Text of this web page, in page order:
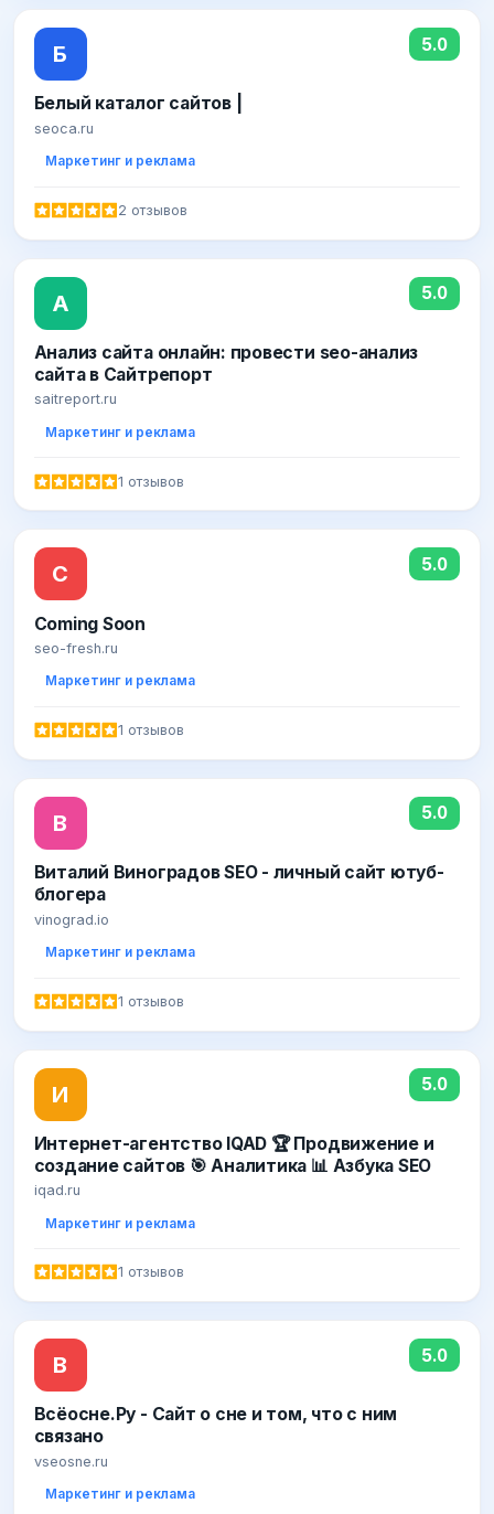
Б 5.0
Белый каталог сайтов |
seoca.ru
Маркетинг и реклама
2 отзывов
А 5.0
Анализ сайта онлайн: провести seo-анализ
сайта в Сайтрепорт
saitreport.ru
Маркетинг и реклама
1 отзывов
C 5.0
Coming Soon
seo-fresh.ru
Маркетинг и реклама
1 отзывов
В 5.0
Виталий Виноградов SEO - личный сайт ютуб-
блогера
vinograd.io
Маркетинг и реклама
1 отзывов
И 5.0
Интернет-агентство IQAD 🏆 Продвижение и
создание сайтов 🎯 Аналитика 📊 Азбука SEO
iqad.ru
Маркетинг и реклама
1 отзывов
В 5.0
Всёосне.Ру - Сайт о сне и том, что с ним
связано
vseosne.ru
Маркетинг и реклама